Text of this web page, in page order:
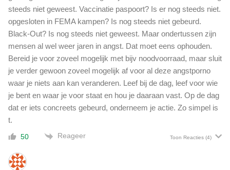
steeds niet geweest. Vaccinatie paspoort? Is er nog steeds niet.
opgesloten in FEMA kampen? Is nog steeds niet gebeurd.
Black-Out? Is nog steeds niet geweest. Maar ondertussen zijn
mensen al wel weer jaren in angst. Dat moet eens ophouden.
Bereid je voor zoveel mogelijk met bijv noodvoorraad, maar sluit
je verder gewoon zoveel mogelijk af voor al deze angstporno
waar je niets aan kan veranderen. Leef bij de dag, leef voor wie
je bent en waar je voor staat en hou je daaraan vast. Op de dag
dat er iets concreets gebeurd, onderneem je actie. Zo simpel is
t.
50 Reageer Toon Reacties (4)